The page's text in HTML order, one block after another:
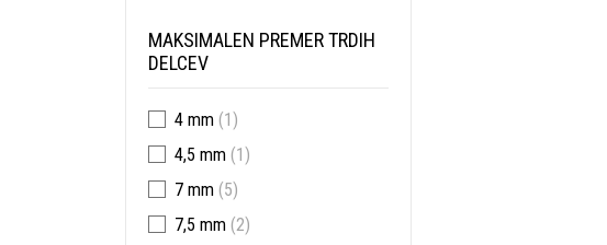
MAKSIMALEN PREMER TRDIH
DELCEV
4 mm (1)
4,5 mm (1)
7 mm (5)
7,5 mm (2)